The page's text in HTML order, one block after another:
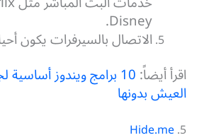
Disney.
الاتصال بالسيرفرات يكون
اقرأ أيضاً:
10 برامج ويندوز
العيش بدونها
5.
Hide.me